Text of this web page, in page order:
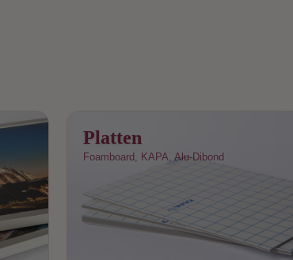
Platten
Foamboard, KAPA, Alu-Dibond